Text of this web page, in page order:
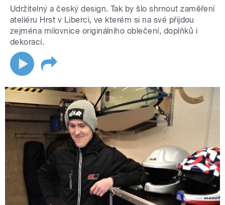
Udržitelný a český design. Tak by šlo shrnout zaměření
ateliéru Hrst v Liberci, ve kterém si na své přijdou
zejména milovnice originálního oblečení, doplňků i
dekorací.